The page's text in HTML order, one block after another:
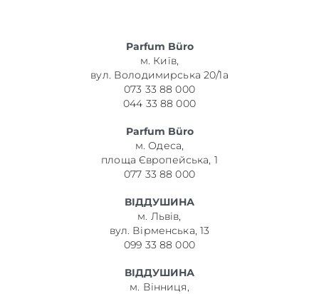
Parfum Büro
м. Київ,
вул. Володимирська 20/1а
073 33 88 000
044 33 88 000
Parfum Büro
м. Одеса,
площа Європейська, 1
077 33 88 000
ВІДДУШИНА
м. Львів,
вул. Вірменська, 13
099 33 88 000
ВІДДУШИНА
м. Вінниця,